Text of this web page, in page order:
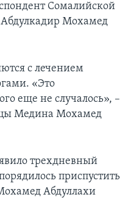
Сомалийской
Мохамед
с лечением
«Это
еще не случалось», –
Медина Мохамед
трехдневный
приспустить
Абдуллахи